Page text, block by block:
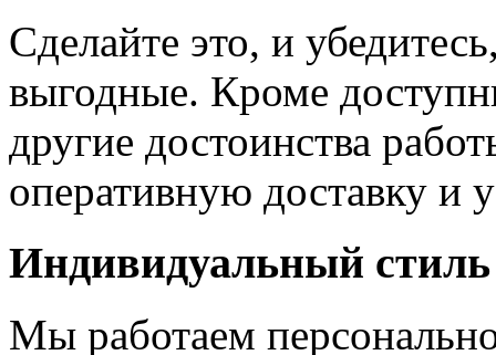
Сделайте это, и
выгодные. Кроме
другие достоинства
оперативную доставку и
Индивидуальный стиль
Мы работаем